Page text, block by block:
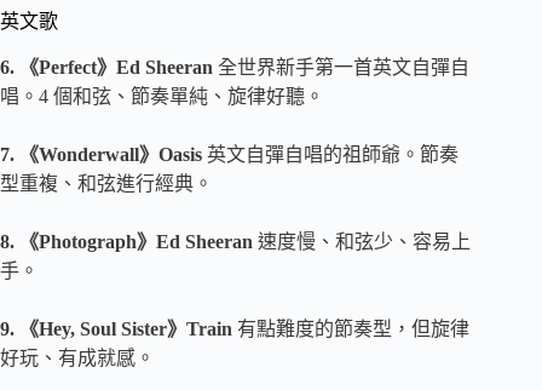
英文歌
6. 《Perfect》Ed Sheeran 全世界新手第一首英文自彈自
唱。4 個和弦、節奏單純、旋律好聽。
7. 《Wonderwall》Oasis 英文自彈自唱的祖師爺。節奏
型重複、和弦進行經典。
8. 《Photograph》Ed Sheeran 速度慢、和弦少、容易上
手。
9. 《Hey, Soul Sister》Train 有點難度的節奏型，但旋律
好玩、有成就感。